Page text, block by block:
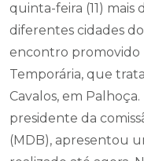
quinta-feira (11)
diferentes cidades
encontro promovido
Temporária, que
Cavalos, em
presidente da
(MDB), apresentou